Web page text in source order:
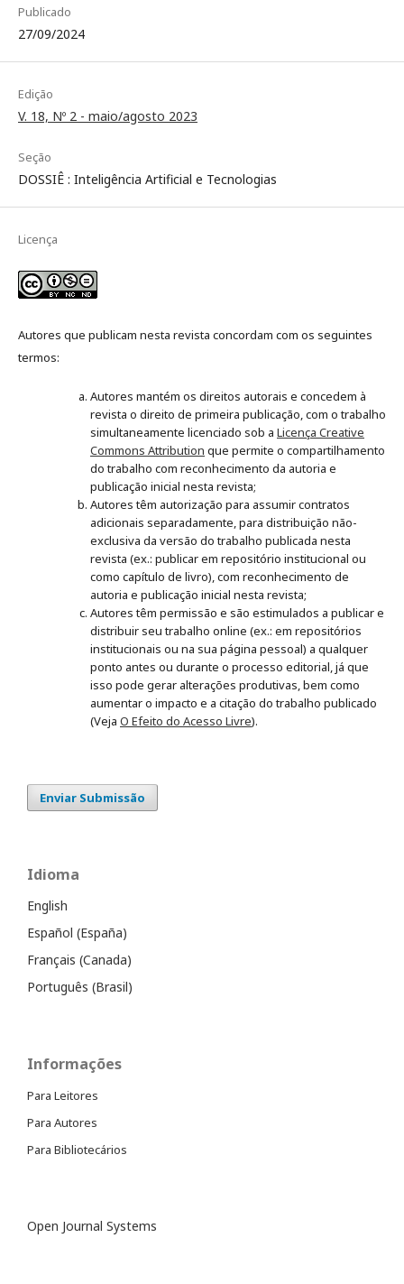
Publicado
27/09/2024
Edição
V. 18, Nº 2 - maio/agosto 2023
Seção
DOSSIÊ : Inteligência Artificial e Tecnologias
Licença
Autores que publicam nesta revista concordam com os seguintes
termos:
Autores mantém os direitos autorais e concedem à
revista o direito de primeira publicação, com o trabalho
simultaneamente licenciado sob a Licença Creative
Commons Attribution que permite o compartilhamento
do trabalho com reconhecimento da autoria e
publicação inicial nesta revista;
Autores têm autorização para assumir contratos
adicionais separadamente, para distribuição não-
exclusiva da versão do trabalho publicada nesta
revista (ex.: publicar em repositório institucional ou
como capítulo de livro), com reconhecimento de
autoria e publicação inicial nesta revista;
Autores têm permissão e são estimulados a publicar e
distribuir seu trabalho online (ex.: em repositórios
institucionais ou na sua página pessoal) a qualquer
ponto antes ou durante o processo editorial, já que
isso pode gerar alterações produtivas, bem como
aumentar o impacto e a citação do trabalho publicado
(Veja O Efeito do Acesso Livre).
Enviar Submissão
Idioma
English
Español (España)
Français (Canada)
Português (Brasil)
Informações
Para Leitores
Para Autores
Para Bibliotecários
Open Journal Systems